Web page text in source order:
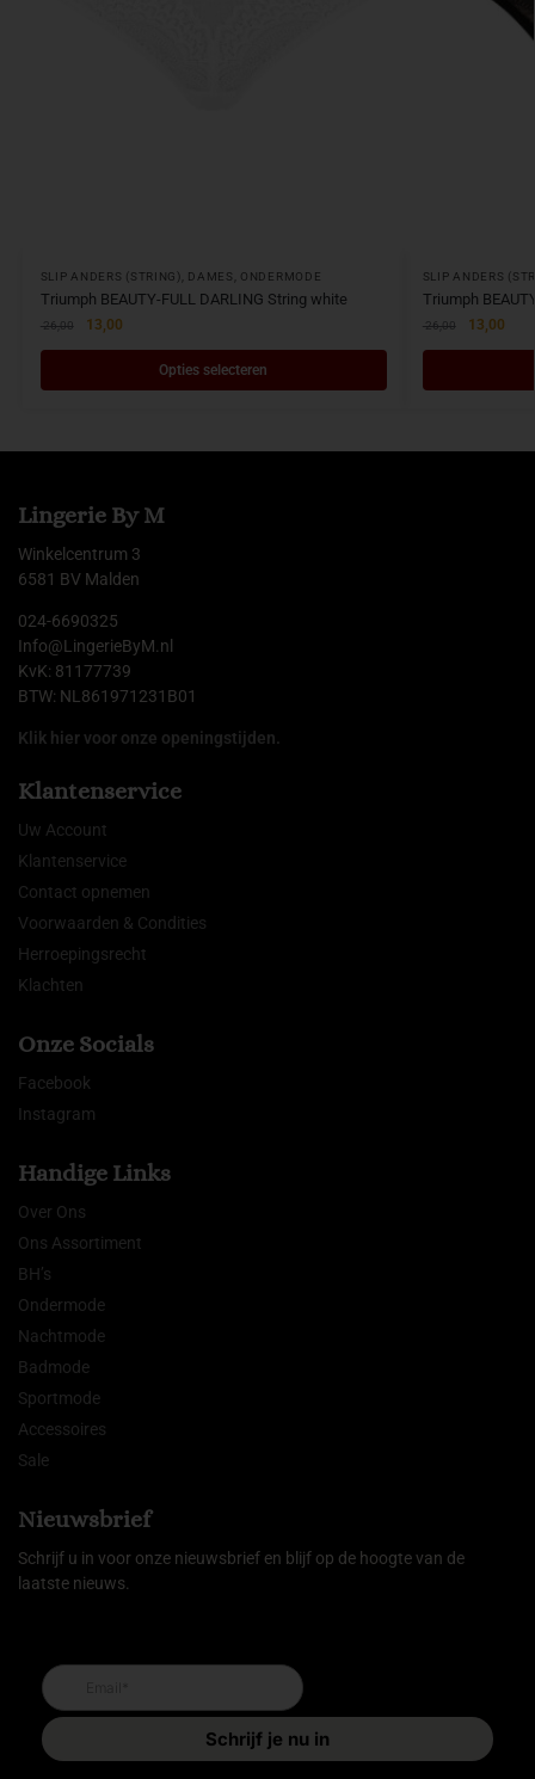
SLIP ANDERS (STRING) DAMES ONDERMODE
Triumph BEAUTY-FULL DARLING String white
26,00 13,00
Opties selecteren
SLIP ANDERS
Triumph
26,00 13,00
Lingerie By M
Winkelcentrum 3
6581 BV Malden
024-6690325
Info@LingerieByM.nl
KvK: 81177739
BTW: NL861971231B01
Klik hier voor onze openingstijden.
Klantenservice
Uw Account
Klantenservice
Contact opnemen
Voorwaarden & Condities
Herroepingsrecht
Klachten
Onze Socials
Facebook
Instagram
Handige Links
Over Ons
Ons Assortiment
BH’s
Ondermode
Nachtmode
Badmode
Sportmode
Accessoires
Sale
Nieuwsbrief
Schrijf u in voor onze nieuwsbrief en blijf op de hoogte van de
laatste nieuws.